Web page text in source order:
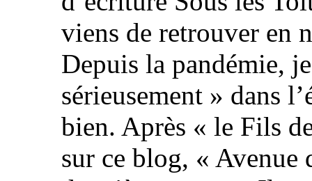
viens de retrouver en
Depuis la pandémie,
sérieusement » dans
bien. Après « le Fils
sur ce blog, « Avenue